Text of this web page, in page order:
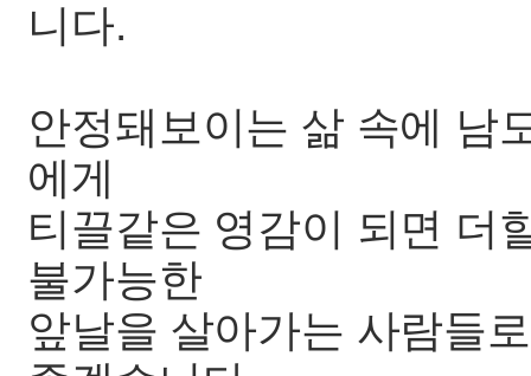
니다.
안정돼보이는 삶 속에 남
에게
티끌같은 영감이 되면 더
불가능한
앞날을 살아가는 사람들